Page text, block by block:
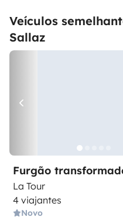
Veículos
Sallaz
Furgão
La Tour
4 viajantes
Novo